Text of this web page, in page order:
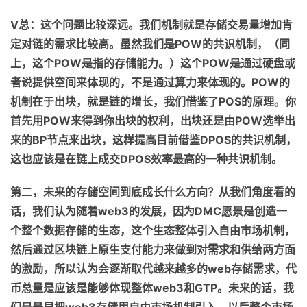
V总：这个问题 比较深远。我们机制就是存储交易量增加肯
定对链的需求比较高。虽然我们是POW的共识机制，（同
上，这个POW是指的存储能力。 ） 这个POW是通过硬盘或
者说提供空间来体现的，不是通过算力来体现的。 POW的
机制在于出块，就是链的增长，我们借鉴了POS的原理。你
首先用POW来得到你出块的权利，出块还是由POW选举出
来的BP节点来出块， 这样提高目前借鉴DPOS的共识机制，
这也应该是在链上成交DPOS效率最高的一种共识机制。
第二，未来的存储空间到底成长什么方向？从我们角度看的
话，我们认为随着web3的发展，因为DMC愿景是创造一
个整个数据存储的生态，这个生态整体引入自由市场机制，
然后通过区块链上原生支付能力来做到对需求和供给两方面
的激励，所以认为会逐渐取代越来越多的web存储需求， 代
币总量是应该是能够体现整体web3和GTP。 未来的话，我